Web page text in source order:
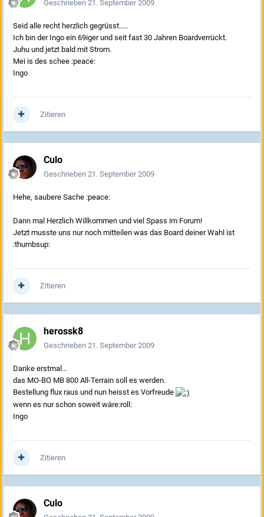
Geschrieben 21. September 2009
Seid alle recht herzlich gegrüsst.....
Ich bin der Ingo ein 69iger und seit fast 30 Jahren Boardverrückt.
Juhu und jetzt bald mit Strom.
Mei is des schee :peace:
Ingo
Zitieren
Culo
Geschrieben 21. September 2009
Hehe, saubere Sache :peace:
Dann mal Herzlich Willkommen und viel Spass im Forum!
Jetzt musste uns nur noch mitteilen was das Board deiner Wahl ist
:thumbsup:
Zitieren
herossk8
Geschrieben 21. September 2009
Danke erstmal...
das MO-BO MB 800 All-Terrain soll es werden.
Bestellung flux raus und nun heisst es Vorfreude
wenn es nur schon soweit wäre:roll:
Ingo
Zitieren
Culo